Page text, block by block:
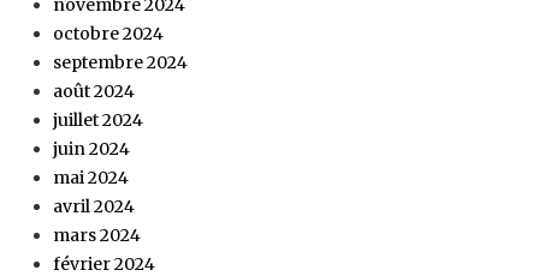
novembre 2024
octobre 2024
septembre 2024
août 2024
juillet 2024
juin 2024
mai 2024
avril 2024
mars 2024
février 2024